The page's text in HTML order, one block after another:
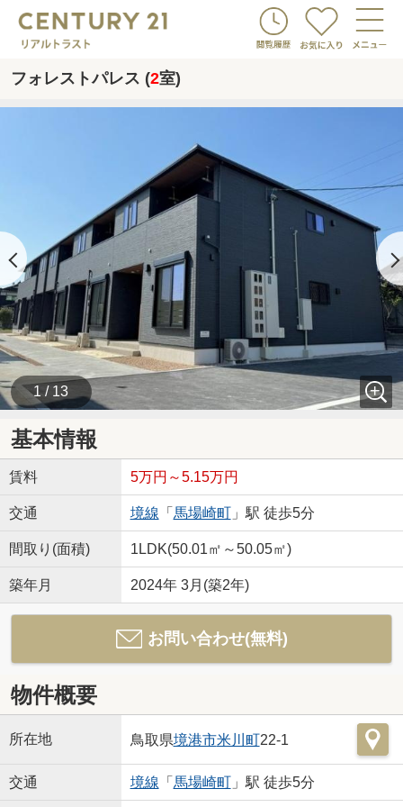
フォレストパレス (2室)
1 / 13
基本情報
賃料 5万円～5.15万円
交通 境線 「 馬場崎町」駅 徒歩5分
間取り(面積) 1LDK(50.01㎡～50.05㎡)
築年月 2024年 3月(築2年)
お問い合わせ(無料)
物件概要
所在地 鳥取県境港市米川町22-1
交通 境線 「 馬場崎町」駅 徒歩5分